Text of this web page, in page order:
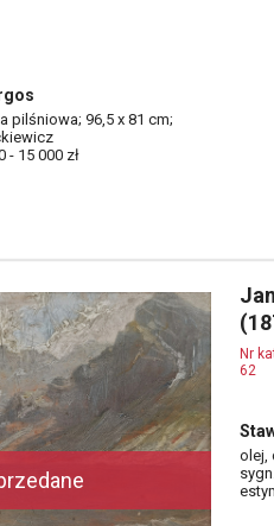
pilśniowa; 96,5 x 81 cm;
- 15 000 zł
Nr
62
olej,